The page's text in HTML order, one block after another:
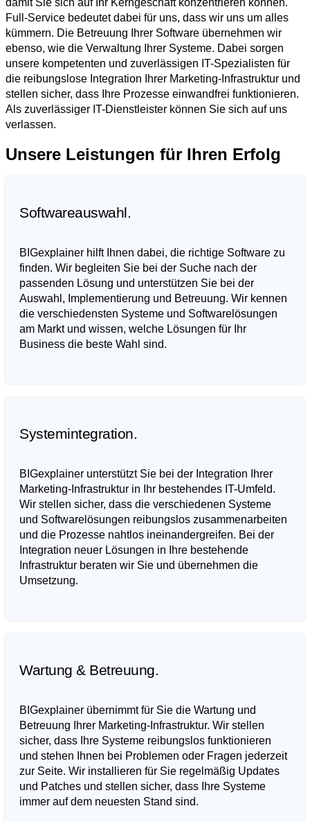
damit Sie sich auf Ihr Kerngeschäft konzentrieren können.
Full-Service bedeutet dabei für uns, dass wir uns um alles
kümmern. Die Betreuung Ihrer Software übernehmen wir
ebenso, wie die Verwaltung Ihrer Systeme. Dabei sorgen
unsere kompetenten und zuverlässigen IT-Spezialisten für
die reibungslose Integration Ihrer Marketing-Infrastruktur und
stellen sicher, dass Ihre Prozesse einwandfrei funktionieren.
Als zuverlässiger IT-Dienstleister können Sie sich auf uns
verlassen.
Unsere Leistungen für Ihren Erfolg
Softwareauswahl.
BIGexplainer hilft Ihnen dabei, die richtige Software zu
finden. Wir begleiten Sie bei der Suche nach der
passenden Lösung und unterstützen Sie bei der
Auswahl, Implementierung und Betreuung. Wir kennen
die verschiedensten Systeme und Softwarelösungen
am Markt und wissen, welche Lösungen für Ihr
Business die beste Wahl sind.
Systemintegration.
BIGexplainer unterstützt Sie bei der Integration Ihrer
Marketing-Infrastruktur in Ihr bestehendes IT-Umfeld.
Wir stellen sicher, dass die verschiedenen Systeme
und Softwarelösungen reibungslos zusammenarbeiten
und die Prozesse nahtlos ineinandergreifen. Bei der
Integration neuer Lösungen in Ihre bestehende
Infrastruktur beraten wir Sie und übernehmen die
Umsetzung.
Wartung & Betreuung.
BIGexplainer übernimmt für Sie die Wartung und
Betreuung Ihrer Marketing-Infrastruktur. Wir stellen
sicher, dass Ihre Systeme reibungslos funktionieren
und stehen Ihnen bei Problemen oder Fragen jederzeit
zur Seite. Wir installieren für Sie regelmäßig Updates
und Patches und stellen sicher, dass Ihre Systeme
immer auf dem neuesten Stand sind.